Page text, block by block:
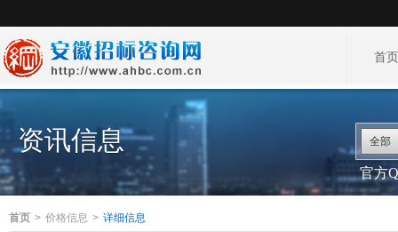
首
资讯信息 全部
官方
首页 > 价格信息 > 详细信息